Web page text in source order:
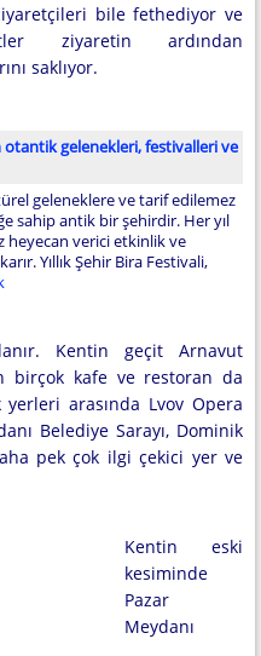
bile fethediyor ve
ziyaretin ardından
saklıyor.
gelenekleri, festivalleri ve
geleneklere ve tarif edilemez
sahip antik bir şehirdir. Her yıl
heyecan verici etkinlik ve
Yıllık Şehir Bira Festivali,
Kentin geçit Arnavut
birçok kafe ve restoran da
arasında Lvov Opera
Belediye Sarayı, Dominik
pek çok ilgi çekici yer ve
Kentin eski
kesiminde
Pazar
Meydanı